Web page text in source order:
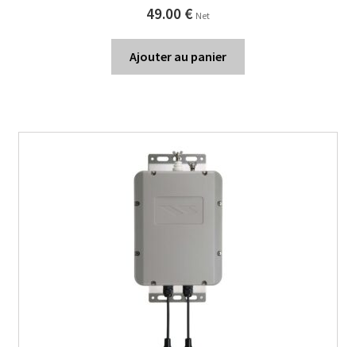
49.00 € Net
Ajouter au panier